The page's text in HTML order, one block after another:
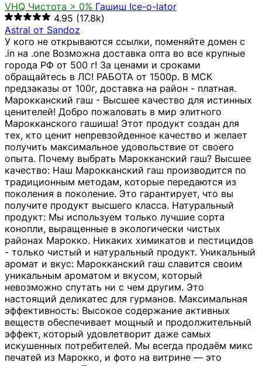
VHQ Чистота > 0% Гашиш Ice-o-lator
4.95 (17.8k)
Astral от Sandoz
У кого не открываются ссылки, поменяйте домен с
.in на .one Возможна доставка опта во все крупные
города РФ от 500 г! За ценами и сроками
обращайтесь в ЛС! РАБОТА от 1500р. В МСК
предзаказы от 100г, доставка на район - платная.
Марокканский гаш - Высшее качество для истинных
ценителей! Добро пожаловать в мир элитного
Марокканского гашиша! Этот продукт создан для
тех, кто ценит непревзойденное качество и желает
получить максимальное удовольствие от своего
опыта. Почему выбрать Марокканский гаш? Высшее
качество: Наш Марокканский гаш производится по
традиционным методам, которые передаются из
поколения в поколение. Это гарантирует, что вы
получите продукт высшего класса. Натуральный
продукт: Мы используем только лучшие сорта
конопли, выращенные в экологически чистых
районах Марокко. Никаких химикатов и пестицидов
- только чистый и натуральный продукт. Уникальный
аромат и вкус: Марокканский гаш славится своим
уникальным ароматом и вкусом, который
невозможно спутать ни с чем другим. Это
настоящий деликатес для гурманов. Максимальная
эффективность: Высокое содержание активных
веществ обеспечивает мощный и продолжительный
эффект, который удовлетворит даже самых
искушенных потребителей. Мы всегда продаём микс
печатей из Марокко, и фото на витрине — это